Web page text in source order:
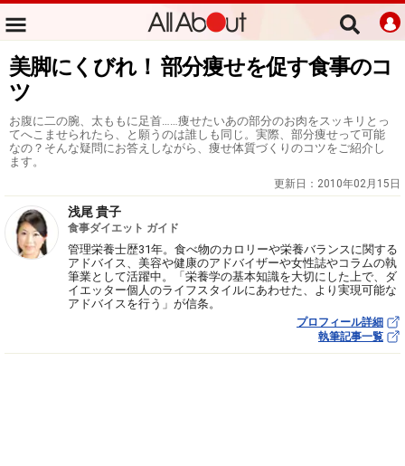
美脚にくびれ！ 部分痩せを促す食事のコ
ツ
お腹に二の腕、太ももに足首……痩せたいあの部分のお肉をスッキリとっ
てへこませられたら、と願うのは誰しも同じ。実際、部分痩せって可能
なの？そんな疑問にお答えしながら、痩せ体質づくりのコツをご紹介し
ます。
更新日： 2010年02月15日
浅尾 貴子
食事ダイエット ガイド
管理栄養士歴31年。食べ物のカロリーや栄養バランスに関する
アドバイス、美容や健康のアドバイザーや女性誌やコラムの執
筆業として活躍中。「栄養学の基本知識を大切にした上で、ダ
イエッター個人のライフスタイルにあわせた、より実現可能な
アドバイスを行う」が信条。
プロフィール詳細
執筆記事一覧